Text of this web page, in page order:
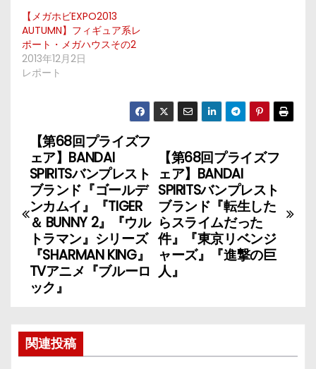
【メガホビEXPO2013
AUTUMN】フィギュア系レ
ポート・メガハウスその2
2013年12月2日
レポート
投
稿
ナ
ビ
ゲ
ー
シ
ョ
【第68回プライズフ
ェア】BANDAI
SPIRITSバンプレスト
ブランド『転生した
らスライムだった
件』『東京リベンジ
ャーズ』『進撃の巨
人』
【第68回プライズフ
ェア】BANDAI
SPIRITSバンプレスト
ブランド『ゴールデ
ンカムイ』『TIGER
＆ BUNNY 2』『ウル
トラマン』シリーズ
『SHARMAN KING』
TVアニメ『ブルーロ
ック』
関連投稿